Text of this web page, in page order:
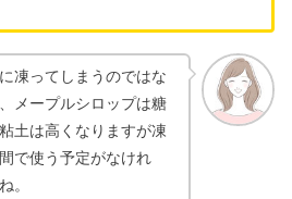
凍ってしまうのではな
メープルシロップは糖
土は高くなりますが凍
で使う予定がなけれ
。